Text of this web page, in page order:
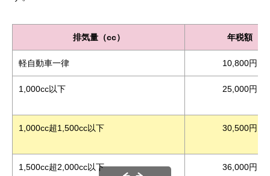
排気量（cc） 年税額
軽自動車一律 10,800円
1,000cc以下 25,000円
1,000cc超1,500cc以下 30,500円
1,500cc超2,000cc以下 36,000円